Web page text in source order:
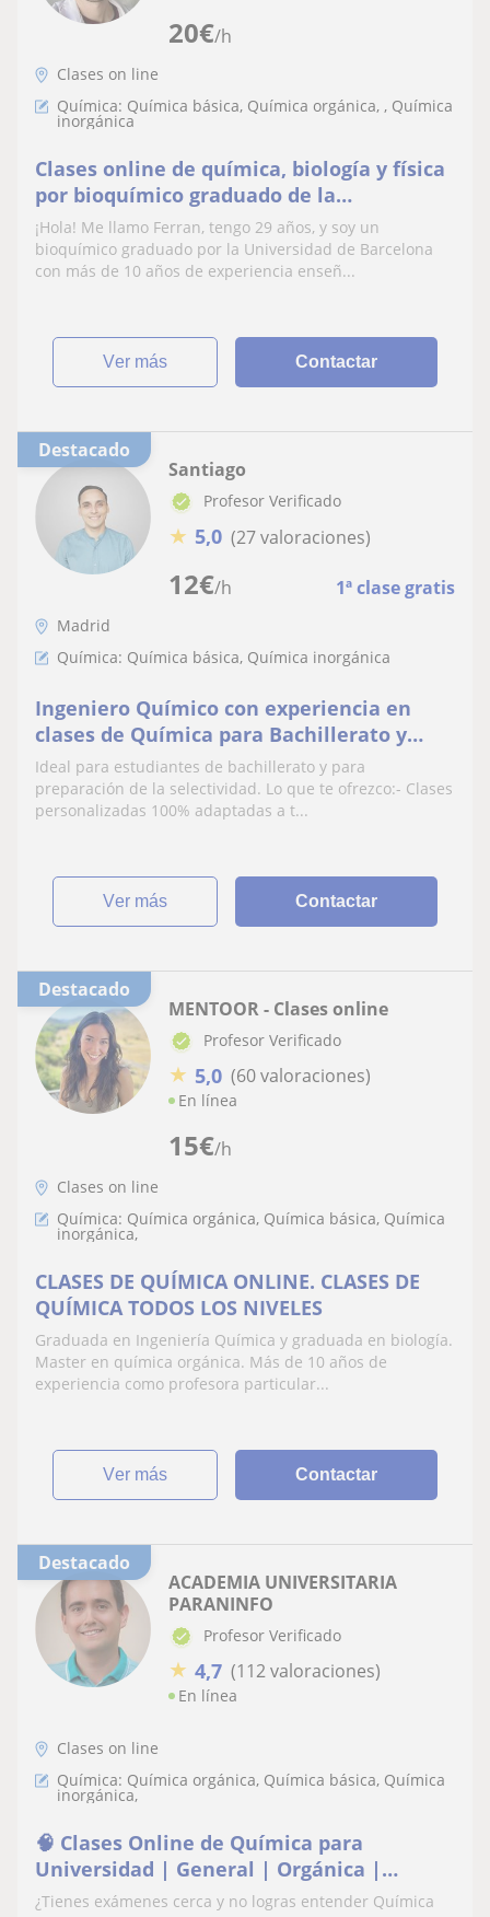
20€/h
Clases on line
Química: Química básica, Química orgánica, , Química
inorgánica
Clases online de química, biología y física
por bioquímico graduado de la
Universidad de Barcelona
¡Hola! Me llamo Ferran, tengo 29 años, y soy un
bioquímico graduado por la Universidad de Barcelona
con más de 10 años de experiencia enseñ...
ver más Contactar
Destacado
12€/h 1ª clase gratis
Santiago
Profesor Verificado
★ 5,0 (27 valoraciones)
Madrid
Química: Química básica, Química inorgánica
Ingeniero Químico con experiencia en
clases de Química para Bachillerato y
Selectividad (EBAU). Método enfocado en
el dominio competencial de la asignatura
Ideal para estudiantes de bachillerato y para
preparación de la selectividad. Lo que te ofrezco:- Clases
personalizadas 100% adaptadas a t...
ver más Contactar
Destacado
15€/h
MENTOOR - Clases online
Profesor Verificado
★ 5,0 (60 valoraciones)
En línea
Clases on line
Química: Química orgánica, Química básica, Química
inorgánica,
CLASES DE QUÍMICA ONLINE. CLASES DE
QUÍMICA TODOS LOS NIVELES
Graduada en Ingeniería Química y graduada en biología.
Master en química orgánica. Más de 10 años de
experiencia como profesora particular...
ver más Contactar
Destacado
ACADEMIA UNIVERSITARIA
PARANINFO
Profesor Verificado
★ 4,7 (112 valoraciones)
En línea
Clases on line
Química: Química orgánica, Química básica, Química
inorgánica,
🧠 Clases Online de Química para
Universidad | General | Orgánica |
Inorgánica| Físicoquímica - Academia
¿Tienes exámenes cerca y no logras entender Química